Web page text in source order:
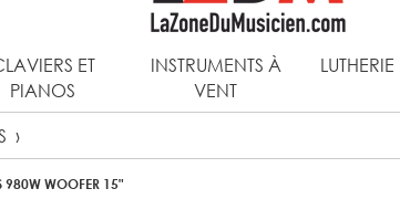
ET
PIANOS
INSTRUMENTS À
VENT
LUTHERIE
980W WOOFER 15"